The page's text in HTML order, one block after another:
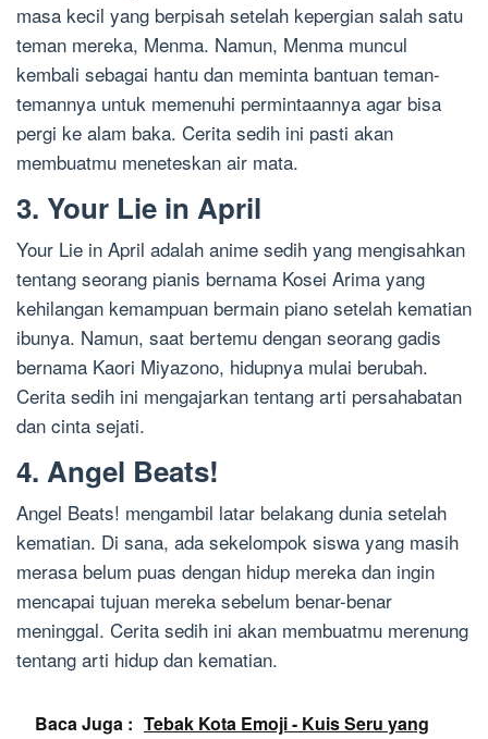
masa kecil yang berpisah setelah kepergian salah satu
teman mereka, Menma. Namun, Menma muncul
kembali sebagai hantu dan meminta bantuan teman-
temannya untuk memenuhi permintaannya agar bisa
pergi ke alam baka. Cerita sedih ini pasti akan
membuatmu meneteskan air mata.
3. Your Lie in April
Your Lie in April adalah anime sedih yang mengisahkan
tentang seorang pianis bernama Kosei Arima yang
kehilangan kemampuan bermain piano setelah kematian
ibunya. Namun, saat bertemu dengan seorang gadis
bernama Kaori Miyazono, hidupnya mulai berubah.
Cerita sedih ini mengajarkan tentang arti persahabatan
dan cinta sejati.
4. Angel Beats!
Angel Beats! mengambil latar belakang dunia setelah
kematian. Di sana, ada sekelompok siswa yang masih
merasa belum puas dengan hidup mereka dan ingin
mencapai tujuan mereka sebelum benar-benar
meninggal. Cerita sedih ini akan membuatmu merenung
tentang arti hidup dan kematian.
Baca Juga : Tebak Kota Emoji - Kuis Seru yang